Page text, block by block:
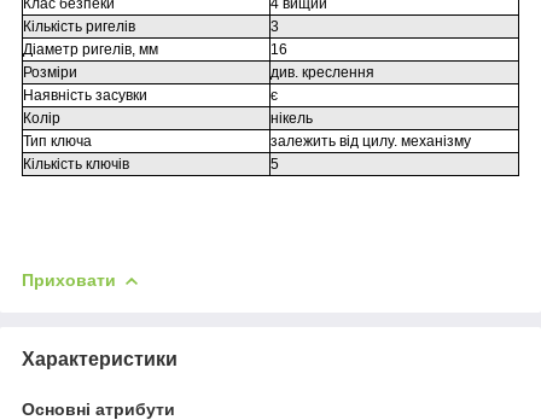
Кількість ригелів
3
Діаметр ригелів, мм
16
Розміри
див. креслення
Наявність засувки
є
Колір
нікель
Тип ключа
залежить від цилу. механізму
Кількість ключів
5
Приховати
Характеристики
Основні атрибути